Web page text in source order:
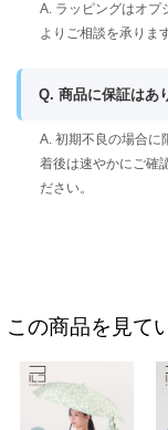
A. ラッピングはオプ
よりご相談を承りま
Q. 商品に保証はあ
A. 初期不良の場合に
着後は速やかにご確
ださい。
この商品を見て